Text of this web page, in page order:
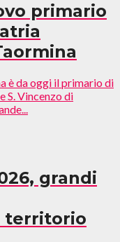
primario
è da oggi il primario di
S. Vincenzo di
grandi
territorio